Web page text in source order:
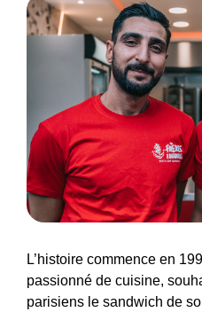
L’histoire commence en
passionné de cuisine,
parisiens le sandwich de